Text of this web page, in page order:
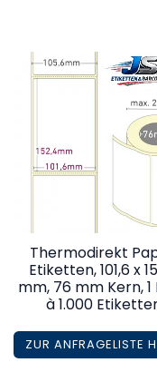
Thermodirekt
Etiketten, 101,6 x
mm, 76 mm Kern, 1
à 1.000
ZUR ANFRAGELISTE